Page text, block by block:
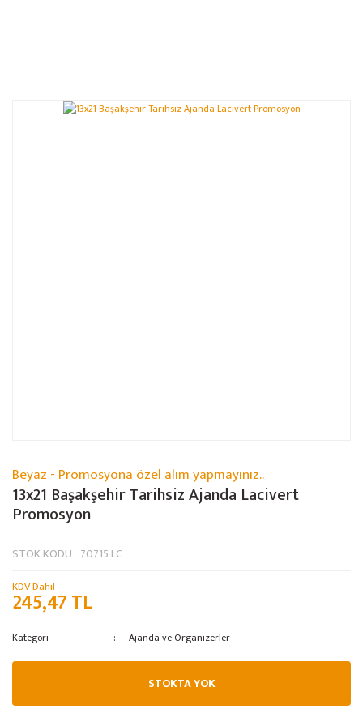
Beyaz - Promosyona özel alım yapmayınız..
13x21 Başakşehir Tarihsiz Ajanda Lacivert
Promosyon
STOK KODU 70715 LC
KDV Dahil
245,47 TL
Kategori Ajanda ve Organizerler
STOKTA YOK